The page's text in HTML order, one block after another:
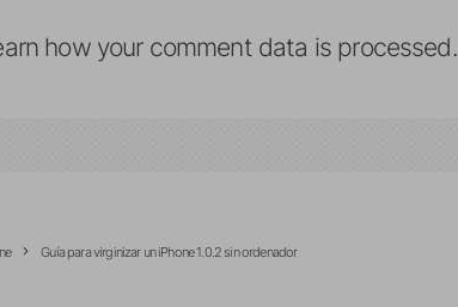
how your comment data is processed.
Guía para virginizar un iPhone 1.0.2 sin ordenador